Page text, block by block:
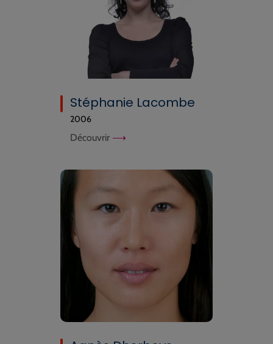
Stéphanie Lacombe
2006
Découvrir